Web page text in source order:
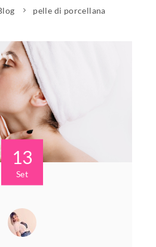
pelle di porcellana
13
Set